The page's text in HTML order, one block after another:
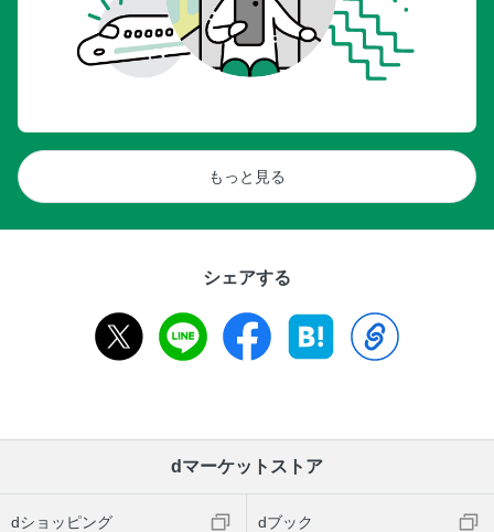
もっと見る
シェアする
dマーケットストア
dショッピング dブック